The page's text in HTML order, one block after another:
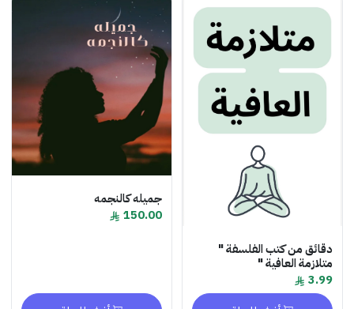
دقائق من كتب الفلسفة "
متلازمة العافية "
3.99
جميله كالنجمه
150.00